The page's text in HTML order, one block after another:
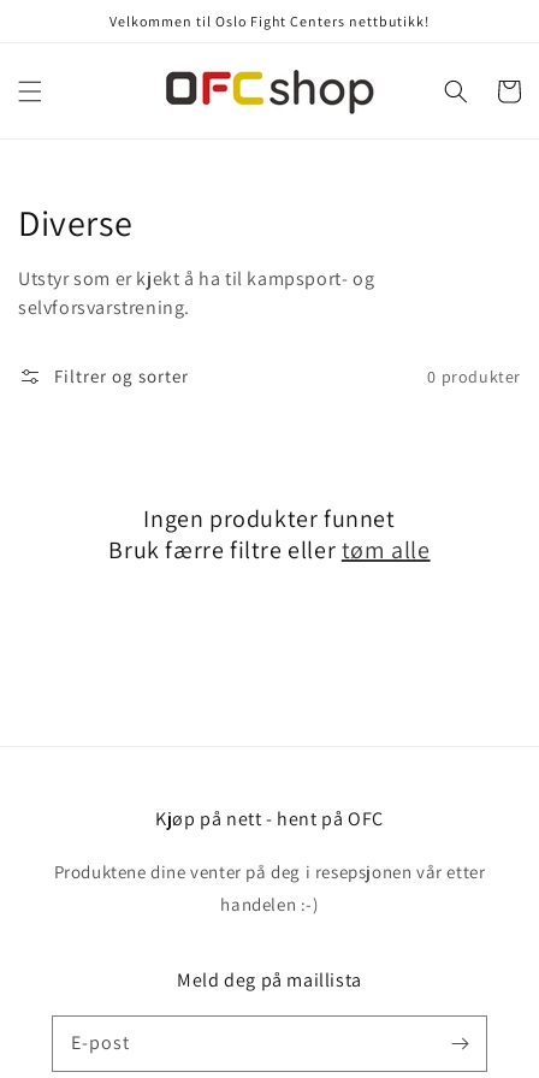
Velkommen til Oslo Fight Centers nettbutikk!
Samling:
Diverse
Utstyr som er kjekt å ha til kampsport- og
selvforsvarstrening.
Filtrer og sorter 0 produkter
Ingen produkter funnet
Bruk færre filtre ellertøm alle
Kjøp på nett - hent på OFC
Produktene dine venter på deg i resepsjonen vår etter
handelen :-)
Meld deg på maillista
E-post